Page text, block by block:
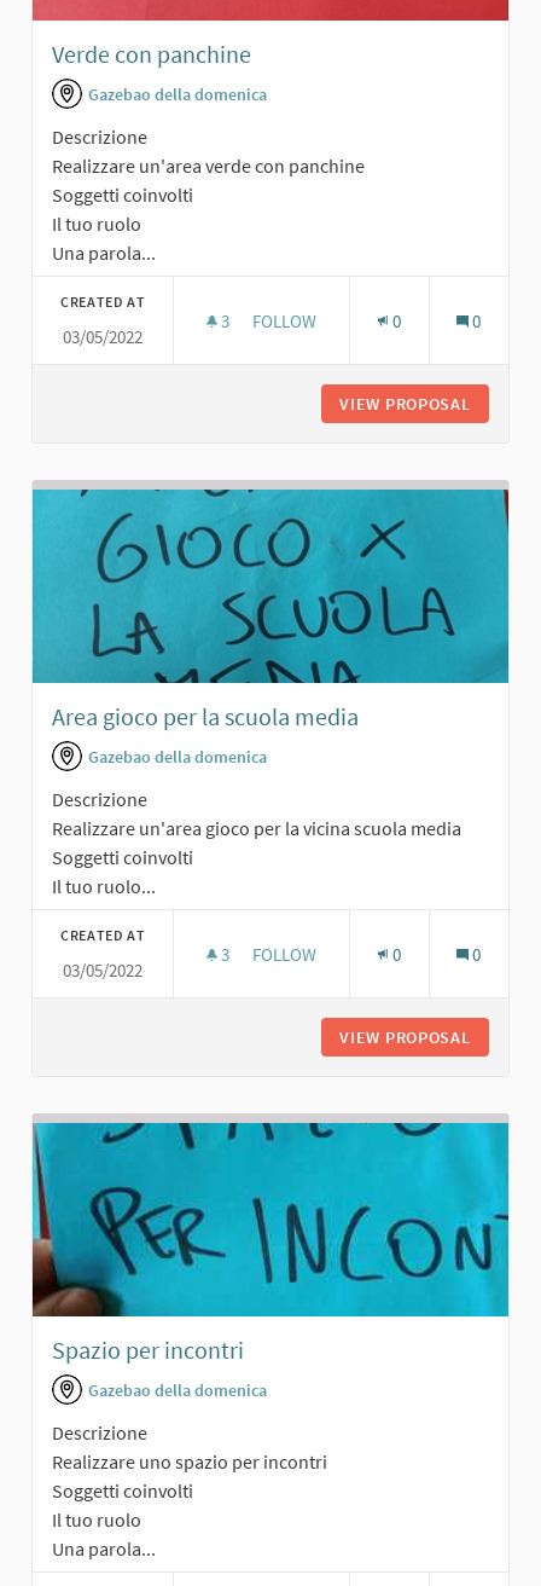
Verde con panchine
Gazebao della domenica
Descrizione
Realizzare un'area verde con panchine
Soggetti coinvolti
Il tuo ruolo
Una parola...
CREATED AT
03/05/2022
3 3 FOLLOWERS
FOLLOW 0 0
VIEW PROPOSAL
Area gioco per la scuola media
Gazebao della domenica
Descrizione
Realizzare un'area gioco per la vicina scuola media
Soggetti coinvolti
Il tuo ruolo...
CREATED AT
03/05/2022
3 3 FOLLOWERS
FOLLOW 0 0
VIEW PROPOSAL
Spazio per incontri
Gazebao della domenica
Descrizione
Realizzare uno spazio per incontri
Soggetti coinvolti
Il tuo ruolo
Una parola...